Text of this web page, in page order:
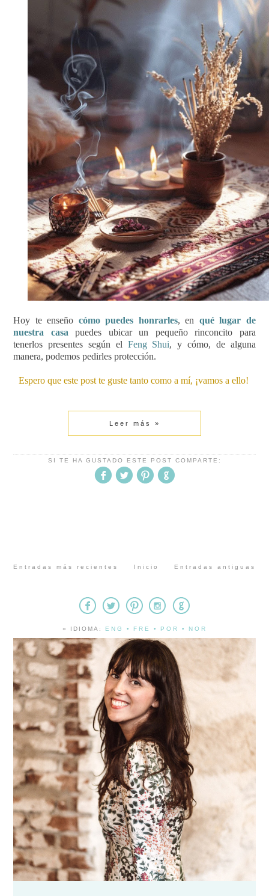
Hoy te enseño cómo puedes honrarles, en qué lugar de
nuestra casa puedes ubicar un pequeño rinconcito para
tenerlos presentes según el Feng Shui, y cómo, de alguna
manera, podemos pedirles protección.
Espero que este post te guste tanto como a mí, ¡vamos a ello!
Leer más »
SI TE HA GUSTADO ESTE POST COMPARTE:
Entradas más recientes Entradas antiguas
Inicio
» IDIOMA: ENG • FRE • POR • NOR